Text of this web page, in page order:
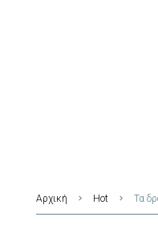
Αρχική Hot Τα